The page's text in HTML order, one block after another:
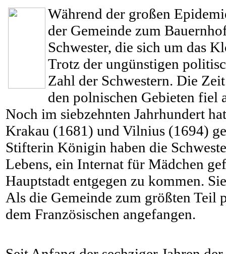
Während der großen
der Gemeinde zum
Schwester, die sich um das
Trotz der ungünstigen
Zahl der Schwestern. Die
den polnischen Gebieten fiel
Noch im siebzehnten Jahrhundert
Krakau (1681) und Vilnius (1694)
Stifterin Königin haben die
Lebens, ein Internat für Mädchen
Hauptstadt entgegen zu kommen.
Als die Gemeinde zum größten Teil
dem Französischen angefangen.